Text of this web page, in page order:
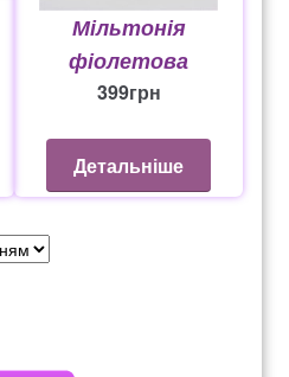
Мільтонія
фіолетова
399грн
Детальніше